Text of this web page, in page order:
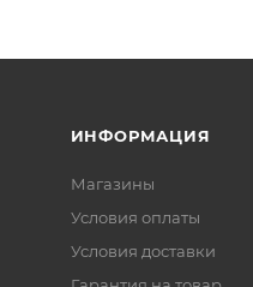
ИНФОРМАЦИЯ
Магазины
Условия оплаты
Условия доставки